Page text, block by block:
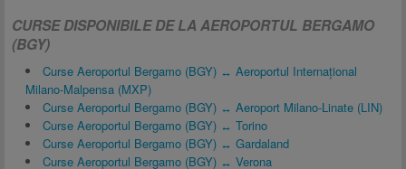
CURSE DISPONIBILE DE LA AEROPORTUL BERGAMO
(BGY)
Curse Aeroportul Bergamo (BGY) ↔ Aeroportul Internațional
Milano-Malpensa (MXP)
Curse Aeroportul Bergamo (BGY) ↔ Aeroport Milano-Linate (LIN)
Curse Aeroportul Bergamo (BGY) ↔ Torino
Curse Aeroportul Bergamo (BGY) ↔ Gardaland
Curse Aeroportul Bergamo (BGY) ↔ Verona